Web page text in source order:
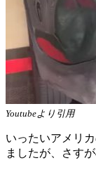
Youtubeより引用
いったいアメリ
ましたが、さす